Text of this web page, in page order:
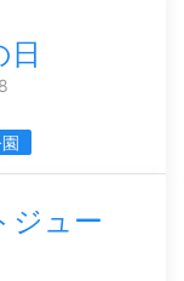
日
ジュー